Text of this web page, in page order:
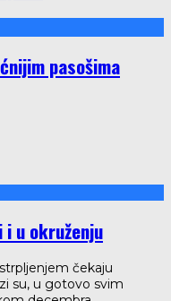
pasošima
u okruženju
čekaju
su, u gotovo svim